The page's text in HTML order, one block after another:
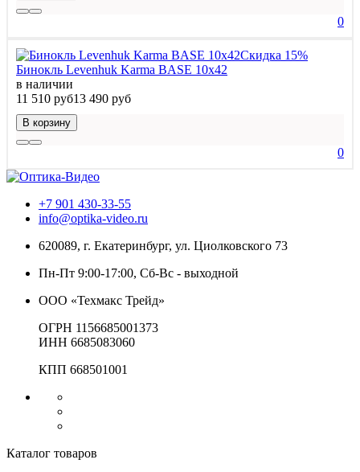
0
Скидка 15%
Бинокль Levenhuk Karma BASE 10x42
в наличии
11 510 руб13 490 руб
В корзину
0
+7 901 430-33-55
info@optika-video.ru
620089, г. Екатеринбург, ул. Циолковского 73
Пн-Пт 9:00-17:00, Сб-Вс - выходной
ООО «Техмакс Трейд»
ОГРН 1156685001373
ИНН 6685083060
КПП 668501001
Каталог товаров